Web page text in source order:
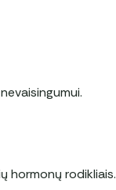
hormonų rodikliais.